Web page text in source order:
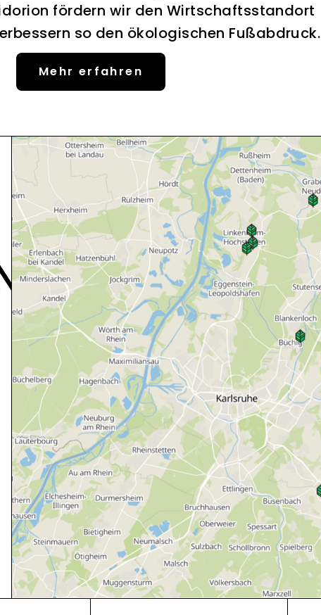
fördern wir den Wirtschaftsstandort
so den ökologischen Fußabdruck.
Mehr erfahren